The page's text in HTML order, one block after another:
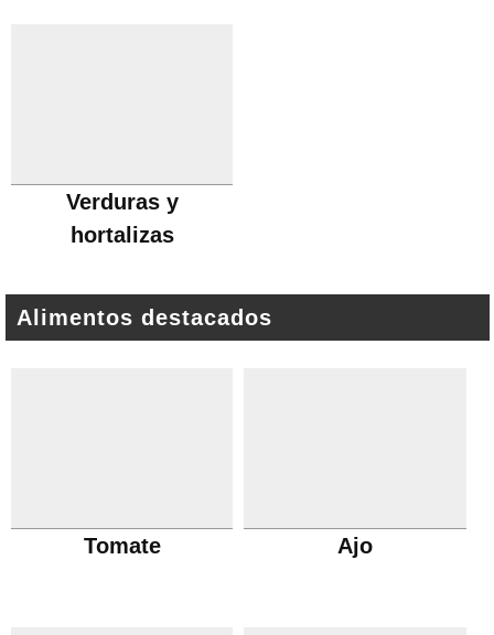
Verduras y
hortalizas
Alimentos destacados
Tomate Ajo